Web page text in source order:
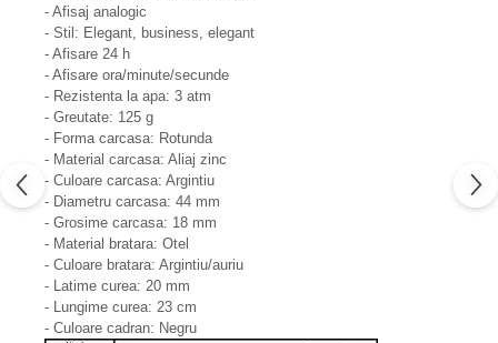
- Afisaj analogic
- Stil: Elegant, business, elegant
- Afisare 24 h
- Afisare ora/minute/secunde
- Rezistenta la apa: 3 atm
- Greutate: 125 g
- Forma carcasa: Rotunda
- Material carcasa: Aliaj zinc
- Culoare carcasa: Argintiu
- Diametru carcasa: 44 mm
- Grosime carcasa: 18 mm
- Material bratara: Otel
- Culoare bratara: Argintiu/auriu
- Latime curea: 20 mm
- Lungime curea: 23 cm
- Culoare cadran: Negru